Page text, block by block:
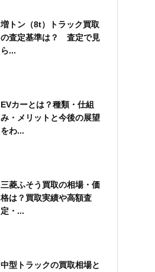
増トン（8t）トラック買取
の査定基準は？ 査定で見
ら...
EVカーとは？種類・仕組
み・メリットと今後の展望
をわ...
三菱ふそう買取の相場・価
格は？買取実績や高額査
定・...
中型トラックの買取相場と